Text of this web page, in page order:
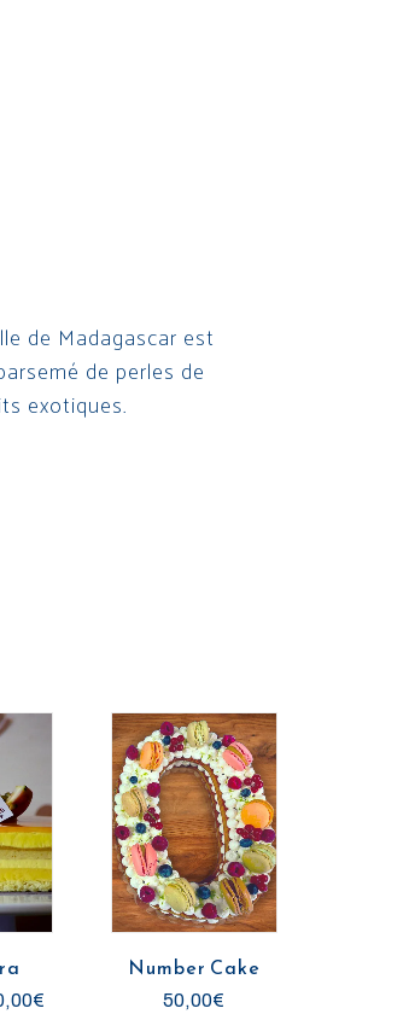
de Madagascar est
de perles de
exotiques.
€P
Number Cake
50,00€